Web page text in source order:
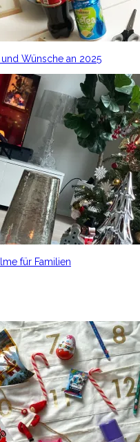
Wünsche an 2025
für Familien